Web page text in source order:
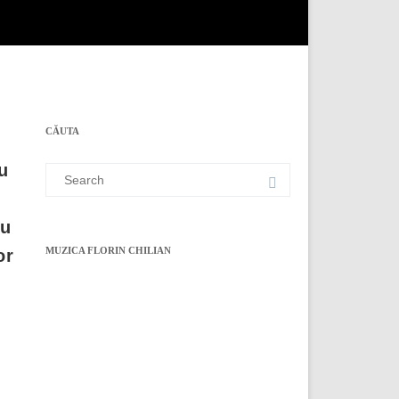
CĂUTA
MUZICA FLORIN CHILIAN